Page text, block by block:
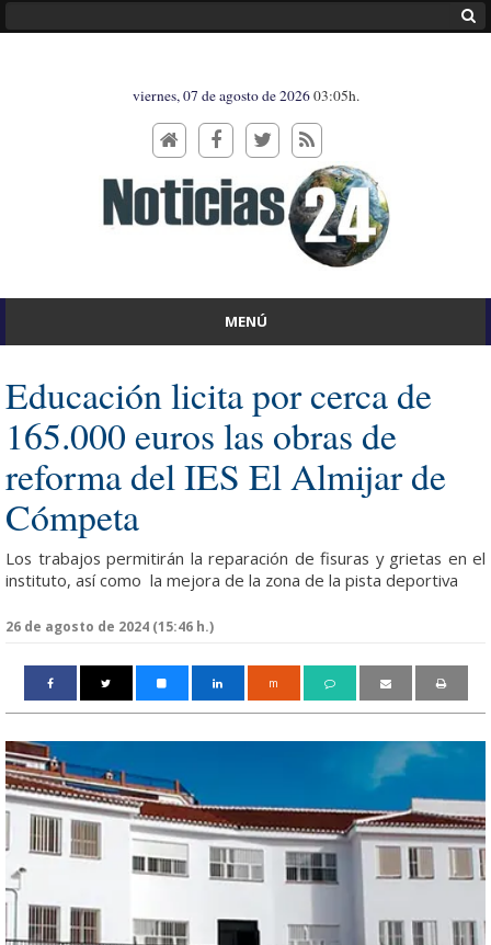
viernes, 07 de agosto de 202603:05h.
MENÚ
Educación licita por cerca de
165.000 euros las obras de
reforma del IES El Almijar de
Cómpeta
Los trabajos permitirán la reparación de fisuras y grietas en el
instituto, así como la mejora de la zona de la pista deportiva
26 de agosto de 2024 (15:46 h.)
m